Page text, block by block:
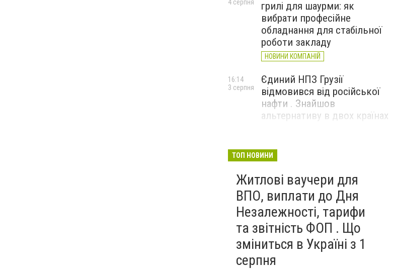
грилі для шаурми: як
вибрати професійне
обладнання для стабільної
роботи закладу
НОВИНИ КОМПАНІЙ
4 серпня
Єдиний НПЗ Грузії
відмовився від російської
нафти . Знайшов
альтернативу в двох країнах
16:14
3 серпня
ЗСУ на Wildberries . 200 млрд
рф
3 серпня
ТОП НОВИНИ
Житлові ваучери для
ВПО, виплати до Дня
Незалежності, тарифи
та звітність ФОП . Що
зміниться в Україні з 1
серпня